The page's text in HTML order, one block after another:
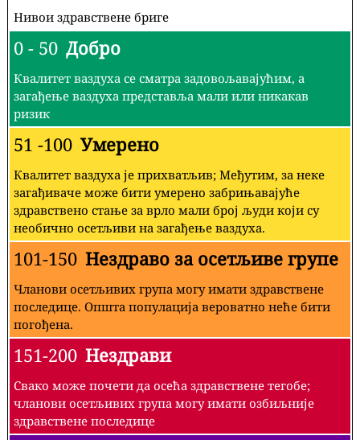
Нивои здравствене бриге
0 - 50 Добро
Квалитет ваздуха се сматра задовољавајућим, а
загађење ваздуха представља мали или никакав
ризик
51 -100 Умерено
Квалитет ваздуха је прихватљив; Међутим, за неке
загађиваче може бити умерено забрињавајуће
здравствено стање за врло мали број људи који су
необично осетљиви на загађење ваздуха.
101-150 Нездраво за осетљиве групе
Чланови осетљивих група могу имати здравствене
последице. Општа популација вероватно неће бити
погођена.
151-200 Нездрави
Свако може почети да осећа здравствене тегобе;
чланови осетљивих група могу имати озбиљније
здравствене последице